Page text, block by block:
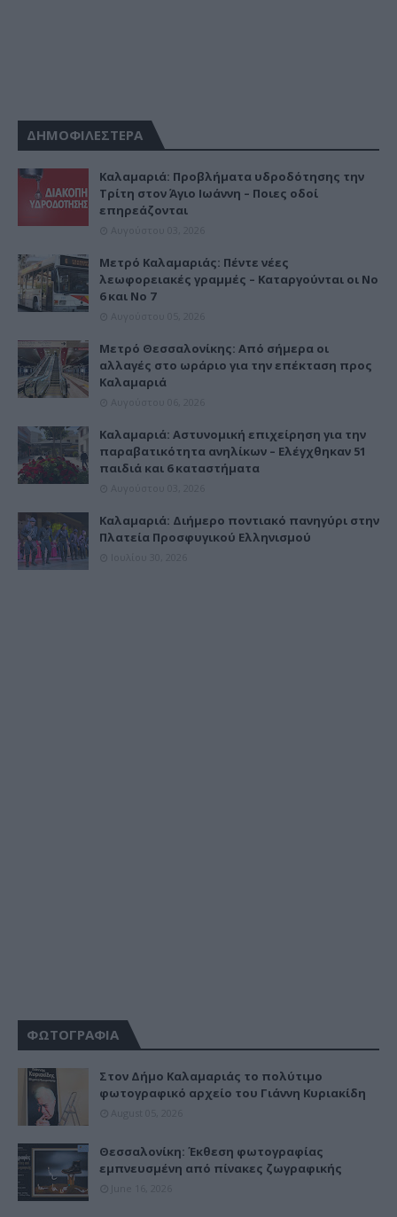
ΔΗΜΟΦΙΛΕΣΤΕΡΑ
Καλαμαριά: Προβλήματα υδροδότησης την
Τρίτη στον Άγιο Ιωάννη – Ποιες οδοί
επηρεάζονται
Μετρό Καλαμαριάς: Πέντε νέες
λεωφορειακές γραμμές – Καταργούνται οι Νο
6 και Νο 7
Μετρό Θεσσαλονίκης: Από σήμερα οι
αλλαγές στο ωράριο για την επέκταση προς
Καλαμαριά
Καλαμαριά: Αστυνομική επιχείρηση για την
παραβατικότητα ανηλίκων – Ελέγχθηκαν 51
παιδιά και 6 καταστήματα
Καλαμαριά: Διήμερο ποντιακό πανηγύρι στην
Πλατεία Προσφυγικού Ελληνισμού
ΦΩΤΟΓΡΑΦΙΑ
Στον Δήμο Καλαμαριάς το πολύτιμο
φωτογραφικό αρχείο του Γιάννη Κυριακίδη
Θεσσαλονίκη: Έκθεση φωτογραφίας
εμπνευσμένη από πίνακες ζωγραφικής